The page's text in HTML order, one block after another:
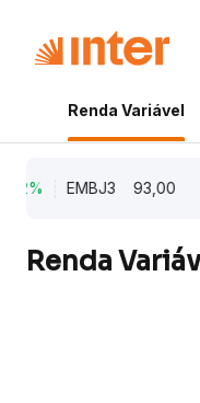
Renda Variável
EMBJ3 93,00
Renda